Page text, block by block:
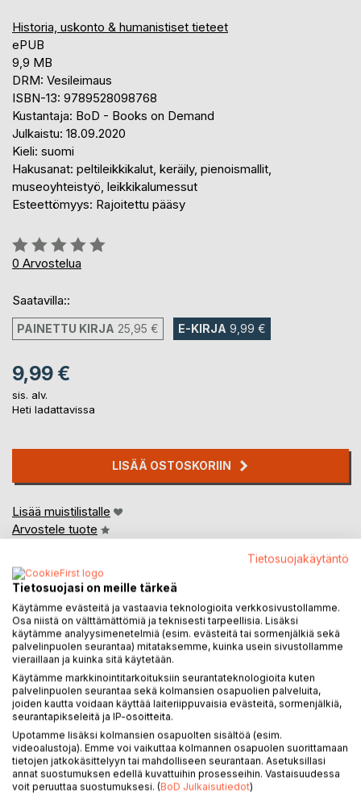
Historia, uskonto & humanistiset tieteet
ePUB
9,9 MB
DRM: Vesileimaus
ISBN-13: 9789528098768
Kustantaja: BoD - Books on Demand
Julkaistu: 18.09.2020
Kieli: suomi
Hakusanat: peltileikkikalut, keräily, pienoismallit,
museoyhteistyö, leikkikalumessut
Esteettömyys: Rajoitettu pääsy
Arvostelu::
0%
0 Arvostelua
Saatavilla::
PAINETTU KIRJA 25,95 € E-KIRJA 9,99 €
9,99 €
sis. alv.
Heti ladattavissa
LISÄÄ OSTOSKORIIN
Lisää muistilistalle
Arvostele tuote
KUVAUS
Tarinoita peltileluista on kahden kokeneen keräilijän tekemä
kirja keräilystä ja erityisesti vanhoista peltileikkikaluista.
Tarinoiden ohella se sisältää kuvia omista kokoelmista sekä
tietoa kotimaisista ja ulkomaisista yhteyksistä korostaen
myös museoyhteistyön tärkeyttä.
Tietosuojakäytäntö
Tietosuojasi on meille tärkeä
Käytämme evästeitä ja vastaavia teknologioita verkkosivustollamme.
Osa niistä on välttämättömiä ja teknisesti tarpeellisia. Lisäksi
käytämme analyysimenetelmiä (esim. evästeitä tai sormenjälkiä sekä
palvelinpuolen seurantaa) mitataksemme, kuinka usein sivustollamme
vieraillaan ja kuinka sitä käytetään.
Käytämme markkinointitarkoituksiin seurantateknologioita kuten
palvelinpuolen seurantaa sekä kolmansien osapuolien palveluita,
joiden kautta voidaan käyttää laiteriippuvaisia evästeitä, sormenjälkiä,
seurantapikseleitä ja IP-osoitteita.
Upotamme lisäksi kolmansien osapuolten sisältöä (esim.
videoalustoja). Emme voi vaikuttaa kolmannen osapuolen suorittamaan
tietojen jatkokäsittelyyn tai mahdolliseen seurantaan. Asetuksillasi
annat suostumuksen edellä kuvattuihin prosesseihin. Vastaisuudessa
voit peruuttaa suostumuksesi. (BoD Julkaisutiedot)